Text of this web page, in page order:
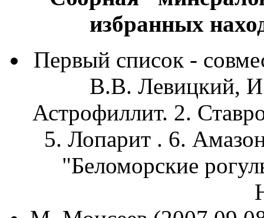
избранных
Первый список -
В.В. Левицкий,
Астрофиллит. 2.
5. Лопарит . 6.
"Беломорские